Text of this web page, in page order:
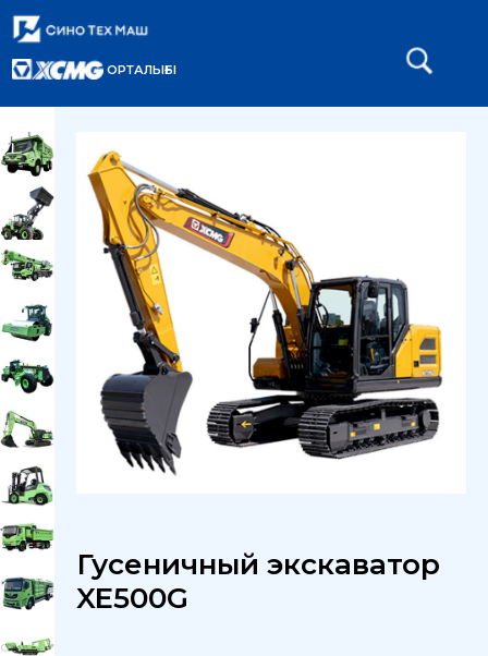
Главная
Гусеничный экскаватор XE370G
Гусеничный экскаватор
XE500G